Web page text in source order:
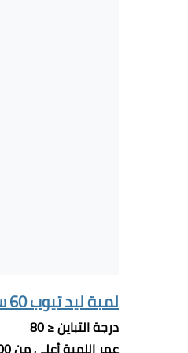
لمبة ليد تيوب 60 سم 9 وات
درجة التباين≤